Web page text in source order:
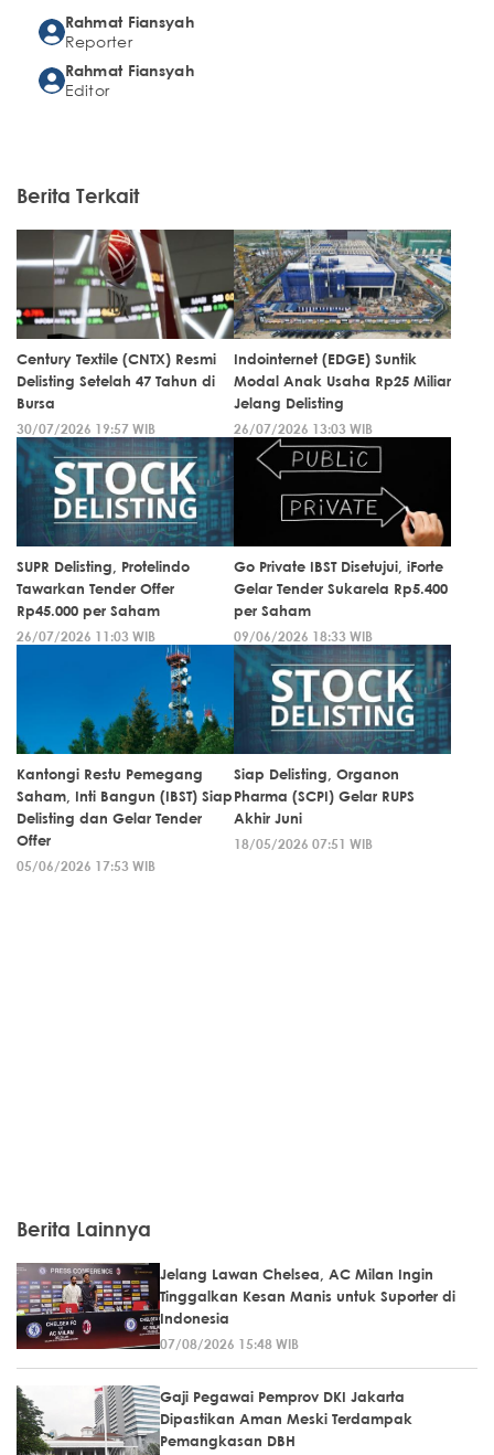
Rahmat Fiansyah
Reporter
Rahmat Fiansyah
Editor
Berita Terkait
Century Textile (CNTX) Resmi
Delisting Setelah 47 Tahun di
Bursa
30/07/2026 19:57 WIB
Indointernet (EDGE) Suntik
Modal Anak Usaha Rp25 Miliar
Jelang Delisting
26/07/2026 13:03 WIB
SUPR Delisting, Protelindo
Tawarkan Tender Offer
Rp45.000 per Saham
26/07/2026 11:03 WIB
Go Private IBST Disetujui, iForte
Gelar Tender Sukarela Rp5.400
per Saham
09/06/2026 18:33 WIB
Kantongi Restu Pemegang
Saham, Inti Bangun (IBST) Siap
Delisting dan Gelar Tender
Offer
05/06/2026 17:53 WIB
Siap Delisting, Organon
Pharma (SCPI) Gelar RUPS
Akhir Juni
18/05/2026 07:51 WIB
Berita Lainnya
Jelang Lawan Chelsea, AC Milan Ingin
Tinggalkan Kesan Manis untuk Suporter di
Indonesia
07/08/2026 15:48 WIB
Gaji Pegawai Pemprov DKI Jakarta
Dipastikan Aman Meski Terdampak
Pemangkasan DBH